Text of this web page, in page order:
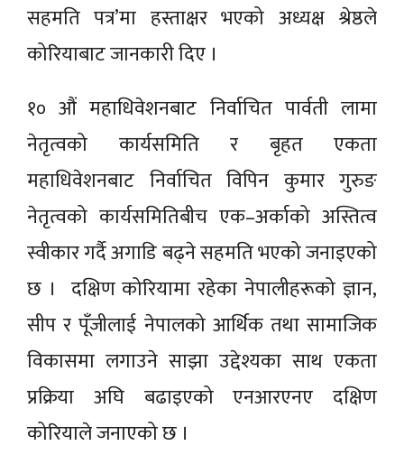
सहमति पत्र’मा हस्ताक्षर भएको अध्यक्ष श्रेष्ठले
कोरियाबाट जानकारी दिए ।
१० औं महाधिवेशनबाट निर्वाचित पार्वती लामा
नेतृत्वको कार्यसमिति र बृहत एकता
महाधिवेशनबाट निर्वाचित विपिन कुमार गुरुङ
नेतृत्वको कार्यसमितिबीच एक–अर्काको अस्तित्व
स्वीकार गर्दै अगाडि बढ्ने सहमति भएको जनाइएको
छ । दक्षिण कोरियामा रहेका नेपालीहरूको ज्ञान,
सीप र पूँजीलाई नेपालको आर्थिक तथा सामाजिक
विकासमा लगाउने साझा उद्देश्यका साथ एकता
प्रक्रिया अघि बढाइएको एनआरएनए दक्षिण
कोरियाले जनाएको छ ।